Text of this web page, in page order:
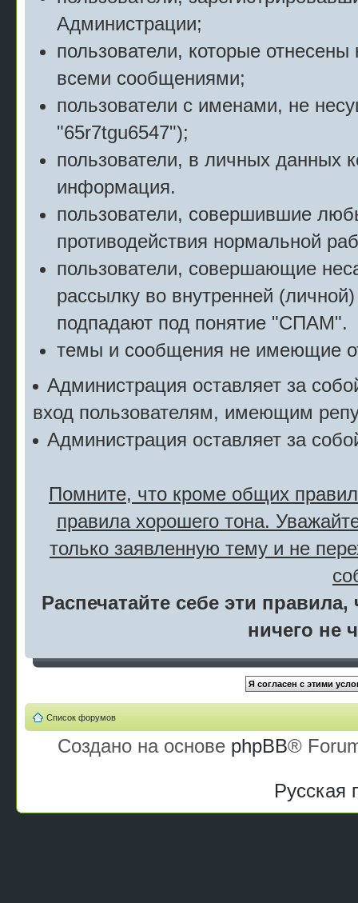
Администрации;
пользователи, которые
всеми сообщениями;
пользователи с именами, не
"65r7tgu6547");
пользователи, в личных данных
информация.
пользователи, совершившие
противодействия нормальной
пользователи, совершающие
рассылку во внутренней
подпадают под понятие "СПАМ".
темы и сообщения не имеющие
Администрация оставляет за
вход пользователям, имеющим
Администрация оставляет за
Помните, что кроме общих
правила хорошего тона.
только заявленную тему и не
Распечатайте себе эти
ничего не
Список форумов
Создано на основе phpBB®
Русская